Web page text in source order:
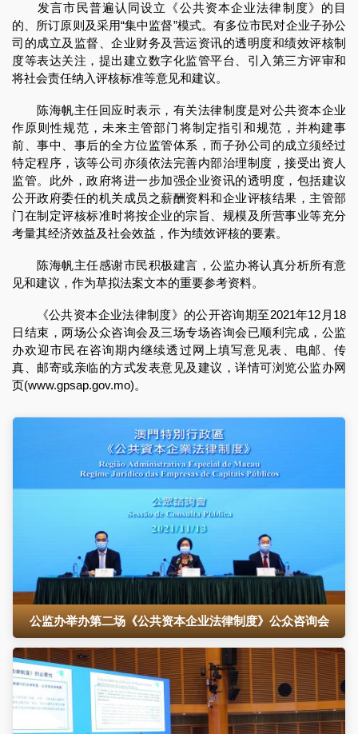
发言市民普遍认同设立《公共资本企业法律制度》的目
的、所订原则及采用“集中监督”模式。有多位市民对企业子孙公
司的成立及监督、企业财务及营运资讯的透明度和绩效评核制
度等表达关注，提出建立数字化监管平台、引入第三方评审和
将社会责任纳入评核标准等意见和建议。
陈海帆主任回应时表示，有关法律制度是对公共资本企业
作原则性规范，未来主管部门将制定指引和规范，并构建事
前、事中、事后的全方位监管体系，而子孙公司的成立须经过
特定程序，该等公司亦须依法完善内部治理制度，接受出资人
监管。此外，政府将进一步加强企业资讯的透明度，包括建议
公开政府委任的机关成员之薪酬资料和企业评核结果，主管部
门在制定评核标准时将按企业的宗旨、规模及所营事业等充分
考量其经济效益及社会效益，作为绩效评核的要素。
陈海帆主任感谢市民积极建言，公监办将认真分析所有意
见和建议，作为草拟法案文本的重要参考资料。
《公共资本企业法律制度》的公开咨询期至2021年12月18
日结束，两场公众咨询会及三场专场咨询会已顺利完成，公监
办欢迎市民在咨询期内继续透过网上填写意见表、电邮、传
真、邮寄或亲临的方式发表意见及建议，详情可浏览公监办网
页(www.gpsap.gov.mo)。
公监办举办第二场《公共资本企业法律制度》公众咨询会